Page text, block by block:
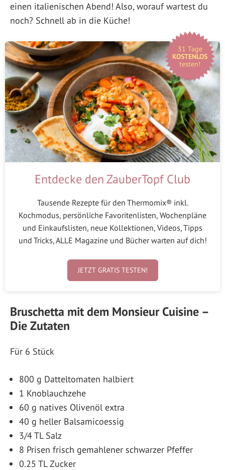
einen italienischen Abend! Also, worauf wartest du
noch? Schnell ab in die Küche!
31 Tage
KOSTENLOS
testen!
Entdecke den ZauberTopf Club
Tausende Rezepte für den Thermomix® inkl.
Kochmodus, persönliche Favoritenlisten, Wochenpläne
und Einkaufslisten, neue Kollektionen, Videos, Tipps
und Tricks, ALLE Magazine und Bücher warten auf dich!
JETZT GRATIS TESTEN!
Bruschetta mit dem Monsieur Cuisine –
Die Zutaten
Für 6 Stück
800 g Datteltomaten halbiert
1 Knoblauchzehe
60 g natives Olivenöl extra
40 g heller Balsamicoessig
3/4 TL Salz
8 Prisen frisch gemahlener schwarzer Pfeffer
0.25 TL Zucker